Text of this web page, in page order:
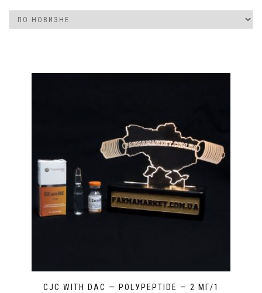
CJC WITH DAC — POLУPEPTIDЕ — 2 МГ/1